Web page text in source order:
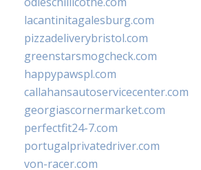
lacantinitagalesburg.com
pizzadeliverybristol.com
greenstarsmogcheck.com
happypawspl.com
callahansautoservicecenter.com
georgiascornermarket.com
perfectfit24-7.com
portugalprivatedriver.com
von-racer.com